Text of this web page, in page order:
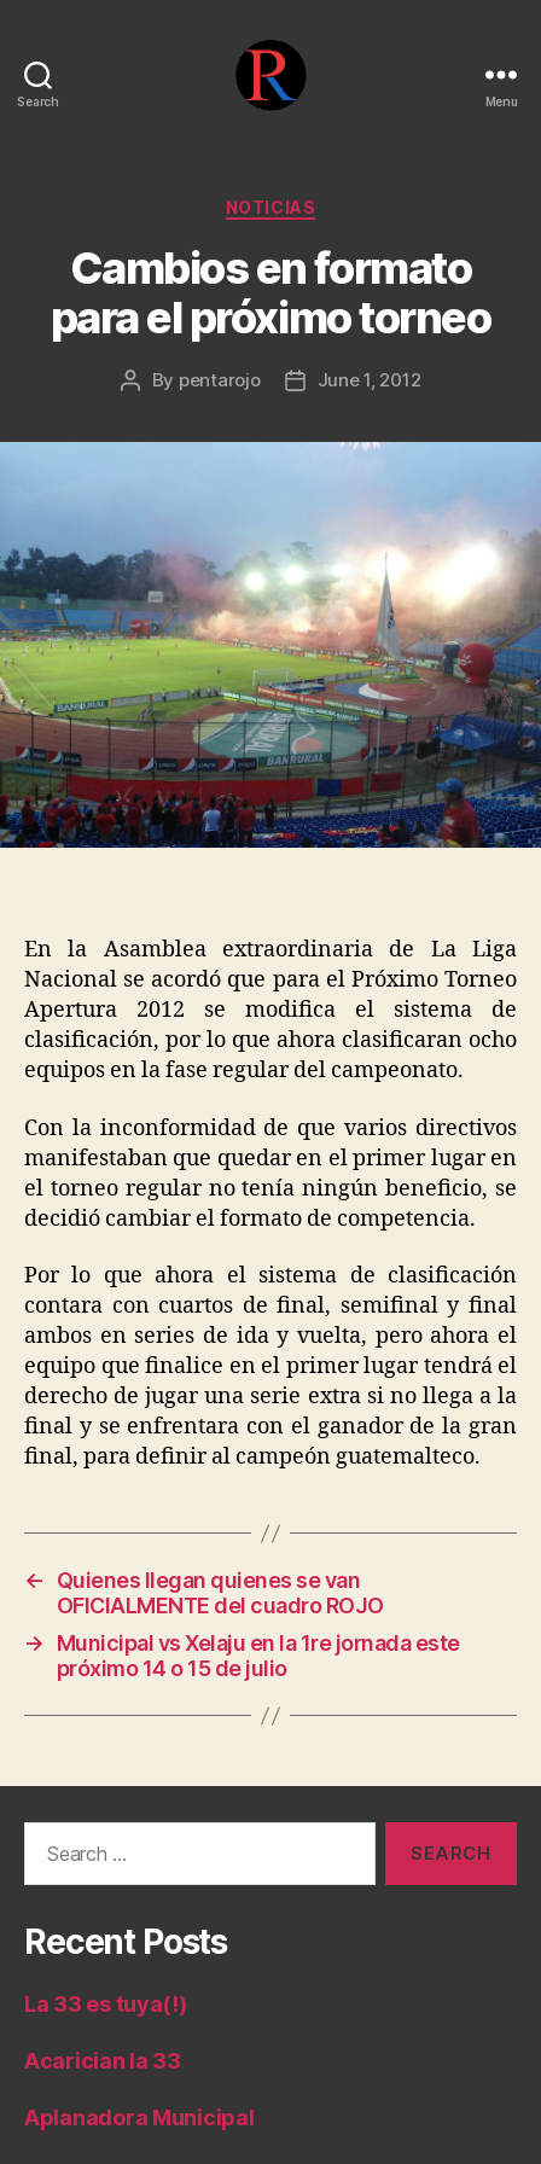
Search Menu
Categories
NOTICIAS
Cambios en formato
para el próximo torneo
Post
By pentarojo
PostJune 1, 2012
En la Asamblea extraordinaria de La Liga
Nacional se acordó que para el Próximo Torneo
Apertura 2012 se modifica el sistema de
clasificación, por lo que ahora clasificaran ocho
equipos en la fase regular del campeonato.
Con la inconformidad de que varios directivos
manifestaban que quedar en el primer lugar en
el torneo regular no tenía ningún beneficio, se
decidió cambiar el formato de competencia.
Por lo que ahora el sistema de clasificación
contara con cuartos de final, semifinal y final
ambos en series de ida y vuelta, pero ahora el
equipo que finalice en el primer lugar tendrá el
derecho de jugar una serie extra si no llega a la
final y se enfrentara con el ganador de la gran
final, para definir al campeón guatemalteco.
←
Quienes llegan quienes se van
OFICIALMENTE del cuadro ROJO
→
Municipal vs Xelaju en la 1re jornada este
próximo 14 o 15 de julio
Recent Posts
La 33 es tuya(!)
Acarician la 33
Aplanadora Municipal